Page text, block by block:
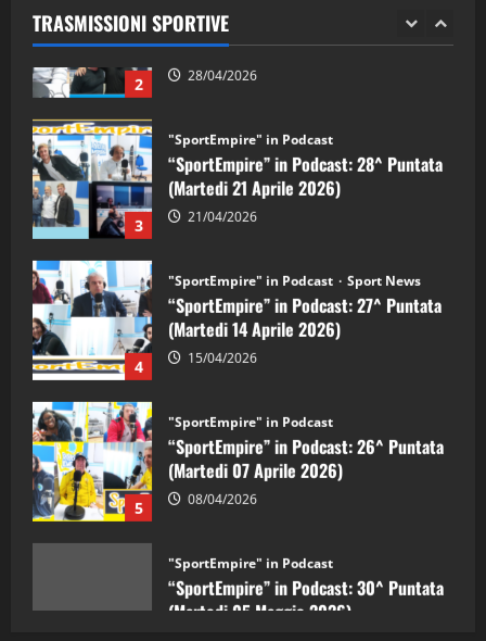
TRASMISSIONI SPORTIVE
2 28/04/2026
3
"SportEmpire" in Podcast
(Martedi 21 Aprile 2026)
21/04/2026
4
"SportEmpire" in Podcast
(Martedi 14 Aprile 2026)
15/04/2026
5
"SportEmpire" in Podcast
(Martedi 07 Aprile 2026)
08/04/2026
"SportEmpire" in Podcast
(Martedi 05 Maggio 2026)
08/05/2026